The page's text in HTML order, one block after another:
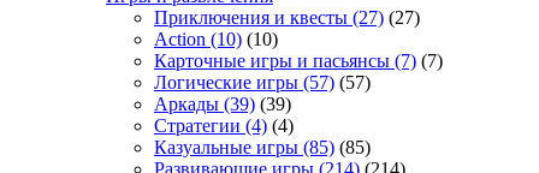
Приключения и квесты (27) (27)
Action (10) (10)
Карточные игры и пасьянсы (7) (7)
Логические игры (57) (57)
Аркады (39) (39)
Стратегии (4) (4)
Казуальные игры (85) (85)
Развивающие игры (214) (214)